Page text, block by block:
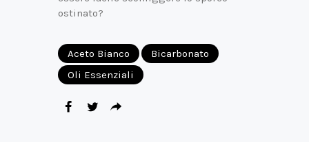
ostinato?
Aceto Bianco
Bicarbonato
Oli Essenziali